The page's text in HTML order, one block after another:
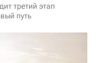
третий этап
путь